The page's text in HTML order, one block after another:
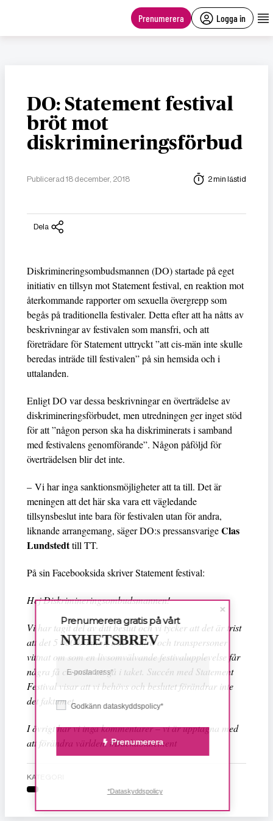
Prenumerera Logga in
DO: Statement festival
bröt mot
diskrimineringsförbud
Publicerad 18 december, 2018 2 min lästid
Dela
Diskrimineringsombudsmannen (DO) startade på eget
initiativ en tillsyn mot Statement festival, en reaktion mot
återkommande rapporter om sexuella övergrepp som
begås på traditionella festivaler. Detta efter att ha nåtts av
beskrivningar av festivalen som mansfri, och att
företrädare för Statement uttryckt ”att cis-män inte skulle
beredas inträde till festivalen” på sin hemsida och i
uttalanden.
Enligt DO var dessa beskrivningar en överträdelse av
diskrimineringsförbudet, men utredningen ger inget stöd
för att ”någon person ska ha diskriminerats i samband
med festivalens genomförande”. Någon påföljd för
överträdelsen blir det inte.
– Vi har inga sanktionsmöjligheter att ta till. Det är
meningen att det här ska vara ett vägledande
tillsynsbeslut inte bara för festivalen utan för andra,
liknande arrangemang, säger DO:s pressansvarigeClas
Lundstedttill TT.
På sin Facebooksida skriver Statement festival:
Hej Diskrimineringsombudsmannen!
Vi har tagit del av ditt beslut och vi tycker att det är trist
att det 5 000 kvinnor, icke-binära och transpersoner
vittnat om som en livsomvälvande festivalupplevelse får
några få cis-män att gå i taket. Succén med Statement
Festival visar att vi behövs och beslutet förändrar inte
det faktumet.
I övrigt har vi inga kommentarer – vi är upptagna med
att förändra världen. #BackaStatement
KATEGORI
Godkänn dataskyddspolicy*
Prenumerera
Prenumerera gratis på vårt
NYHETSBREV
*Dataskyddspolicy